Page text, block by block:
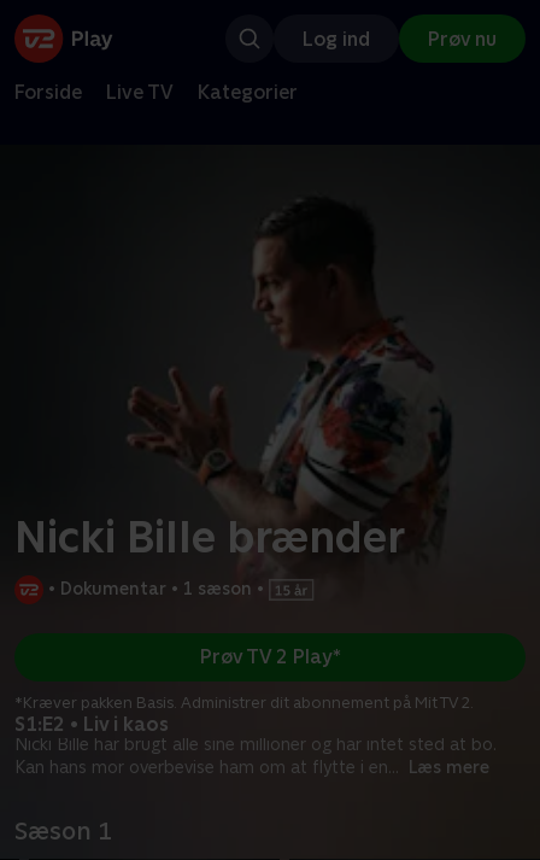
Log ind Prøv nu
Forside Live TV Kategorier
Nicki Bille brænder
• Dokumentar • 1 sæson •
S1:E2 • Liv i kaos
Nicki Bille har brugt alle sine millioner og har intet sted at bo.
Kan hans mor overbevise ham om at flytte i en... Læs mere
Prøv TV 2 Play*
*Kræver pakken Basis. Administrer dit abonnement på Mit TV 2.
Sæson 1